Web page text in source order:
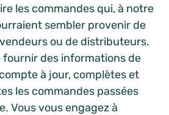
les commandes qui, à notre
sembler provenir de
ou de distributeurs.
fournir des informations de
à jour, complètes et
les commandes passées
Vous vous engagez à